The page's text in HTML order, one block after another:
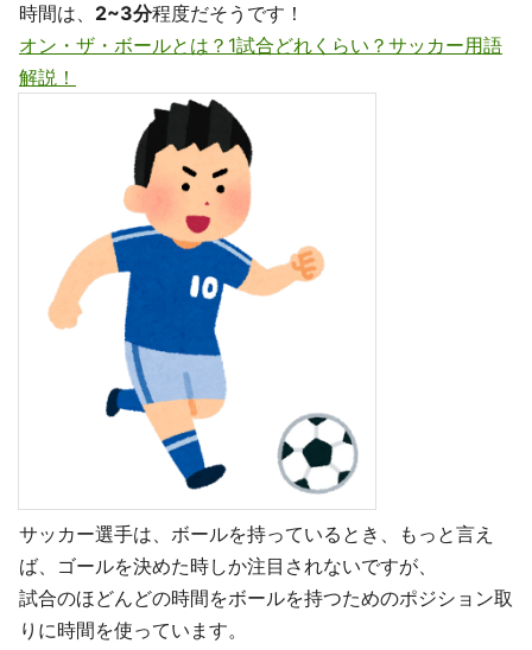
時間は、 2~3分程度だそうです！
オン・ザ・ボールとは？1試合どれくらい？サッカー用語
解説！
サッカー選手は、ボールを持っているとき、もっと言え
ば、ゴールを決めた時しか注目されないですが、
試合のほどんどの時間をボールを持つためのポジション取
りに時間を使っています。